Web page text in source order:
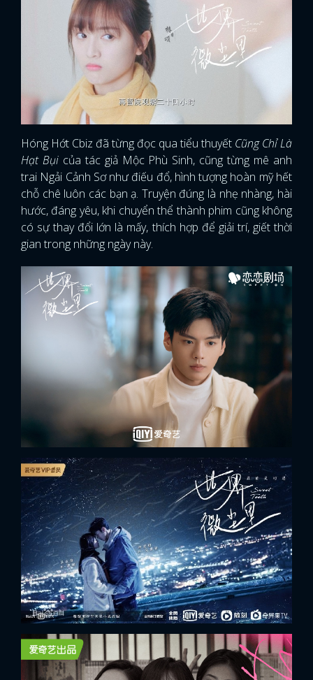
FACEBOOK GOOGLE
Hóng Hớt Cbiz đã từng đọc qua tiểu thuyết Cũng Chỉ Là
Hạt Bụi của tác giả Mộc Phù Sinh, cũng từng mê anh
trai Ngải Cảnh Sơ như điếu đổ, hình tượng hoàn mỹ hết
chỗ chê luôn các bạn ạ. Truyện đúng là nhẹ nhàng, hài
hước, đáng yêu, khi chuyển thể thành phim cũng không
có sự thay đổi lớn là mấy, thích hợp để giải trí, giết thời
gian trong những ngày này.